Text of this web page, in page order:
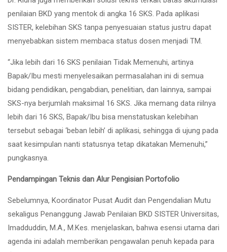
penilaian BKD yang mentok di angka 16 SKS. Pada aplikasi
SISTER, kelebihan SKS tanpa penyesuaian status justru dapat
menyebabkan sistem membaca status dosen menjadi TM.
“Jika lebih dari 16 SKS penilaian Tidak Memenuhi, artinya
Bapak/Ibu mesti menyelesaikan permasalahan ini di semua
bidang pendidikan, pengabdian, penelitian, dan lainnya, sampai
SKS-nya berjumlah maksimal 16 SKS. Jika memang data riilnya
lebih dari 16 SKS, Bapak/Ibu bisa menstatuskan kelebihan
tersebut sebagai ‘beban lebih’ di aplikasi, sehingga di ujung pada
saat kesimpulan nanti statusnya tetap dikatakan Memenuhi,”
pungkasnya.
Pendampingan Teknis dan Alur Pengisian Portofolio
Sebelumnya, Koordinator Pusat Audit dan Pengendalian Mutu
sekaligus Penanggung Jawab Penilaian BKD SISTER Universitas,
Imadduddin, M.A., M.Kes. menjelaskan, bahwa esensi utama dari
agenda ini adalah memberikan pengawalan penuh kepada para